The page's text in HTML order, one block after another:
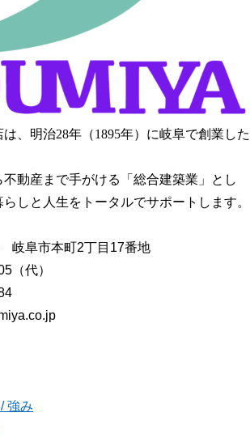
、 明治28年（1895年）に岐阜で創業した
動産まで手がける「総合建築業」とし
しと人生をトータルでサポートします。
岐阜市本町2丁目17番地
（代）
強み